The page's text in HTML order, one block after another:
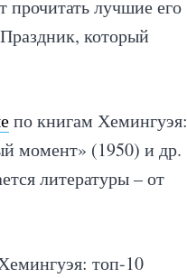
прочитать лучшие его
который
по книгам Хемингуэя:
момент» (1950) и др.
литературы – от
топ-10